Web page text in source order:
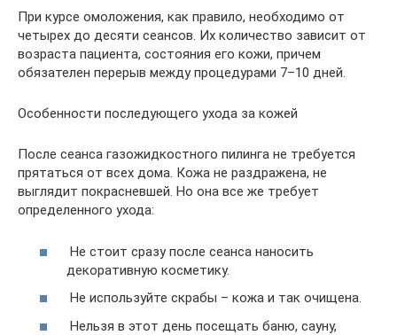
При курсе омоложения, как правило, необходимо от
четырех до десяти сеансов. Их количество зависит от
возраста пациента, состояния его кожи, причем
обязателен перерыв между процедурами 7–10 дней.
Особенности последующего ухода за кожей
После сеанса газожидкостного пилинга не требуется
прятаться от всех дома. Кожа не раздражена, не
выглядит покрасневшей. Но она все же требует
определенного ухода:
Не стоит сразу после сеанса наносить
декоративную косметику.
Не используйте скрабы – кожа и так очищена.
Нельзя в этот день посещать баню, сауну,